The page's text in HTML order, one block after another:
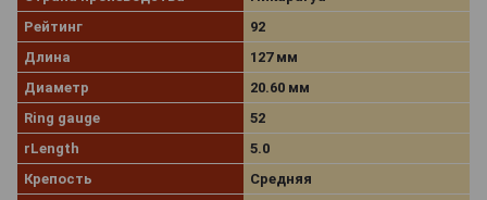
Рейтинг
92
Длина
127 мм
Диаметр
20.60 мм
Ring gauge
52
rLength
5.0
Крепость
Средняя